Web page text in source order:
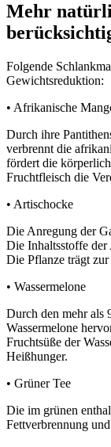
Mehr
Folgende
Gewichtsreduktion:
• Afrikanische
Durch ihre
verbrennt die
fördert die
Fruchtfleisch die
• Artischocke
Die Anregung der
Die Inhaltsstoffe
Die Pflanze trägt
• Wassermelone
Durch den mehr als
Wassermelone
Fruchtsüße der
Heißhunger.
• Grüner Tee
Die im grünen
Fettverbrennung